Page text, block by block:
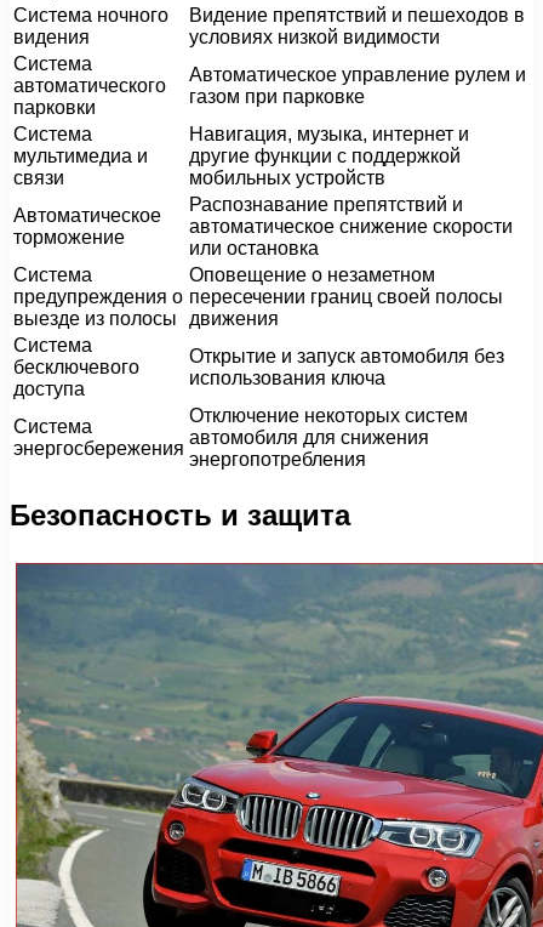
Система ночного
видения
Видение препятствий и пешеходов в
условиях низкой видимости
Система
автоматического
парковки
Автоматическое управление рулем и
газом при парковке
Система
мультимедиа и
связи
Навигация, музыка, интернет и
другие функции с поддержкой
мобильных устройств
Автоматическое
торможение
Распознавание препятствий и
автоматическое снижение скорости
или остановка
Система
предупреждения о
выезде из полосы
Оповещение о незаметном
пересечении границ своей полосы
движения
Система
бесключевого
доступа
Открытие и запуск автомобиля без
использования ключа
Система
энергосбережения
Отключение некоторых систем
автомобиля для снижения
энергопотребления
Безопасность и защита